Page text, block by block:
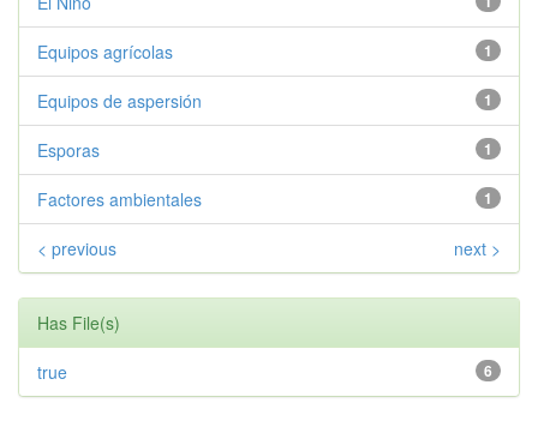
1
Equipos agrícolas
1
Equipos de aspersión
1
Esporas
1
Factores ambientales
< previous next >
Has File(s)
6
true